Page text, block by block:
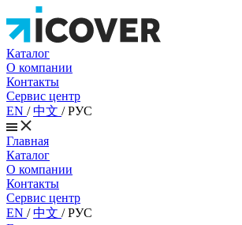
Каталог
О компании
Контакты
Сервис центр
EN /中文 /РУС
Главная
Каталог
О компании
Контакты
Сервис центр
EN /中文 /РУС